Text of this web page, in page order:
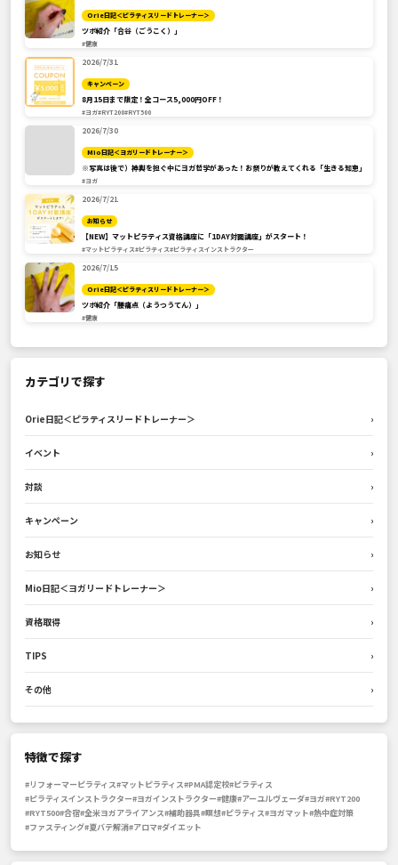
Orie日記＜ピラティスリードトレーナー＞
ツボ紹介「合谷（ごうこく）」
#健康
2026/7/31
キャンペーン
8月15日まで限定！全コース5,000円OFF！
#ヨガ#RYT200#RYT500
2026/7/30
Mio日記＜ヨガリードトレーナー＞
※写真は後で）神輿を担ぐ中にヨガ哲学があった！お祭りが教えてくれる「生きる知恵」
#ヨガ
2026/7/21
お知らせ
【NEW】マットピラティス資格講座に「1DAY対面講座」がスタート！
#マットピラティス#ピラティス#ピラティスインストラクター
2026/7/15
Orie日記＜ピラティスリードトレーナー＞
ツボ紹介「腰痛点（ようつうてん）」
#健康
カテゴリで探す
Orie日記＜ピラティスリードトレーナー＞ ›
イベント ›
対談 ›
キャンペーン ›
お知らせ ›
Mio日記＜ヨガリードトレーナー＞ ›
資格取得 ›
TIPS ›
その他 ›
特徴で探す
#リフォーマーピラティス#マットピラティス#PMA認定校#ピラティス
#ピラティスインストラクター#ヨガインストラクター#健康#アーユルヴェーダ#ヨガ#RYT200
#RYT500#合宿#全米ヨガアライアンス#補助器具#瞑想#ピラティス#ヨガマット#熱中症対策
#ファスティング#夏バテ解消#アロマ#ダイエット